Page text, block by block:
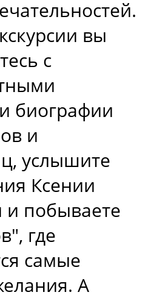
вы
с
биографии
и
услышите
Ксении
побываете
где
самые
А